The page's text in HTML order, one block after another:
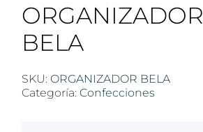
ORGANIZADOR
BELA
SKU: ORGANIZADOR BELA
Categoría: Confecciones